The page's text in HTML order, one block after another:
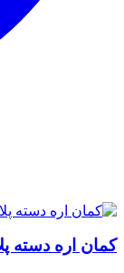
کمان اره دسته